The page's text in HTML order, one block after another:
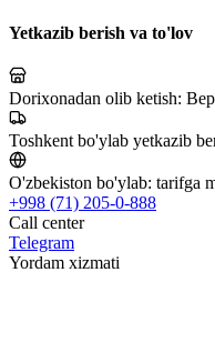
Yetkazib berish va to'lov
Dorixonadan olib ketish:
Toshkent bo'ylab yetkazib
O'zbekiston bo'ylab: tarifga
+998 (71) 205-0-888
Call center
Telegram
Yordam xizmati